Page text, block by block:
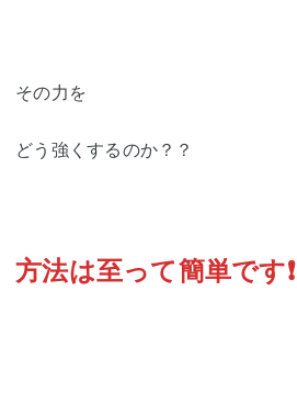
その力を
どう強くするのか？？
方法は至って簡単です❗️